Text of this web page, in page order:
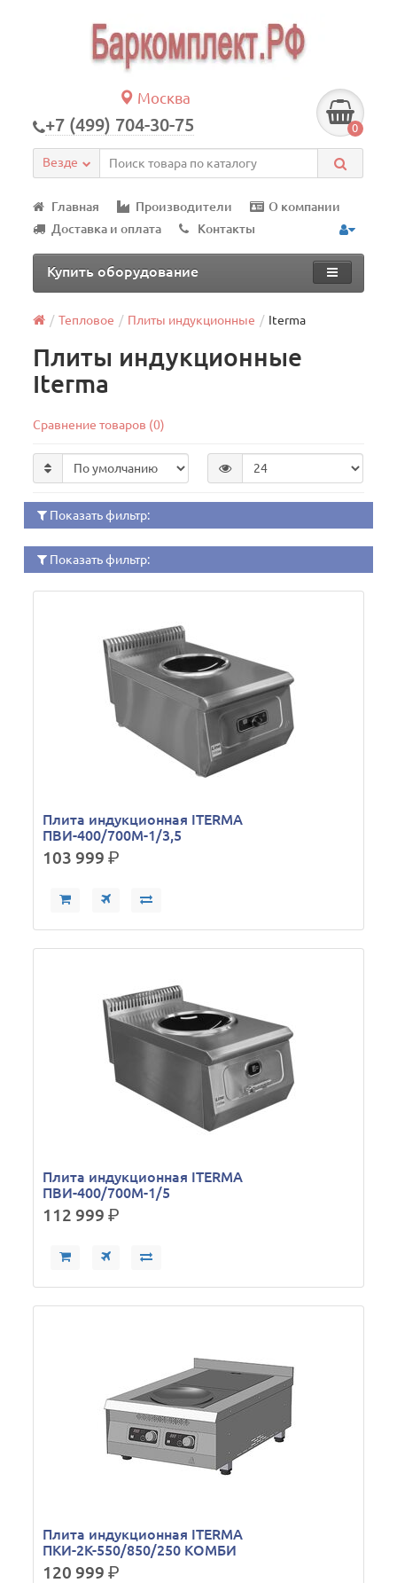
Москва
+7 (499) 704-30-75 0
Везде
Главная Производители
О компании
Доставка и оплата
Контакты
Купить оборудование
Тепловое Плиты индукционные Iterma
Плиты индукционные
Iterma
Сравнение товаров (0)
Показать фильтр:
Показать фильтр:
Плита индукционная ITERMA
ПВИ-400/700М-1/3,5
103 999р.
Плита индукционная ITERMA
ПВИ-400/700М-1/5
112 999р.
Плита индукционная ITERMA
ПКИ-2К-550/850/250 КОМБИ
120 999р.